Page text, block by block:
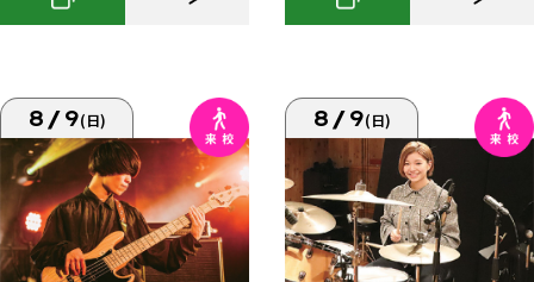
8/9(日) 8/9(日)